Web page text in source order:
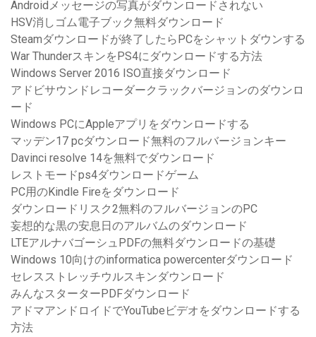
Androidメッセージの写真がダウンロードされない
HSV消しゴム電子ブック無料ダウンロード
Steamダウンロードが終了したらPCをシャットダウンする
War ThunderスキンをPS4にダウンロードする方法
Windows Server 2016 ISO直接ダウンロード
アドビサウンドレコーダークラックバージョンのダウンロ
ード
Windows PCにAppleアプリをダウンロードする
マッデン17 pcダウンロード無料のフルバージョンキー
Davinci resolve 14を無料でダウンロード
レストモードps4ダウンロードゲーム
PC用のKindle Fireをダウンロード
ダウンロードリスク2無料のフルバージョンのPC
妄想的な黒の安息日のアルバムのダウンロード
LTEアルナバゴーシュPDFの無料ダウンロードの基礎
Windows 10向けのinformatica powercenterダウンロード
セレスストレッチウルスキンダウンロード
みんなスターターPDFダウンロード
アドマアンドロイドでYouTubeビデオをダウンロードする
方法